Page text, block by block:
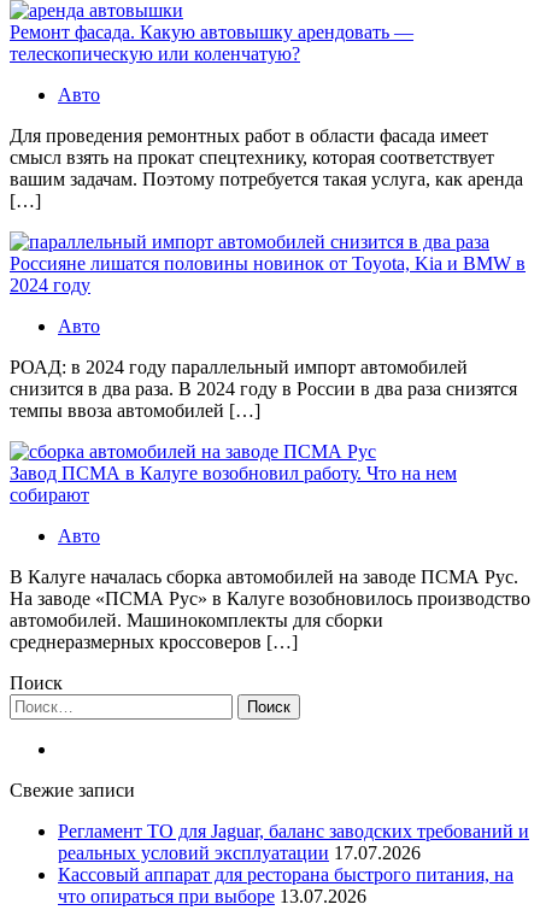
Ремонт фасада. Какую автовышку арендовать —
телескопическую или коленчатую?
Авто
Для проведения ремонтных работ в области фасада имеет
смысл взять на прокат спецтехнику, которая соответствует
вашим задачам. Поэтому потребуется такая услуга, как аренда
[…]
Россияне лишатся половины новинок от Toyota, Kia и BMW в
2024 году
Авто
РОАД: в 2024 году параллельный импорт автомобилей
снизится в два раза. В 2024 году в России в два раза снизятся
темпы ввоза автомобилей […]
Завод ПСМА в Калуге возобновил работу. Что на нем
собирают
Авто
В Калуге началась сборка автомобилей на заводе ПСМА Рус.
На заводе «ПСМА Рус» в Калуге возобновилось производство
автомобилей. Машинокомплекты для сборки
среднеразмерных кроссоверов […]
Поиск
Найти:
Свежие записи
Регламент ТО для Jaguar, баланс заводских требований и
реальных условий эксплуатации 17.07.2026
Кассовый аппарат для ресторана быстрого питания, на
что опираться при выборе 13.07.2026